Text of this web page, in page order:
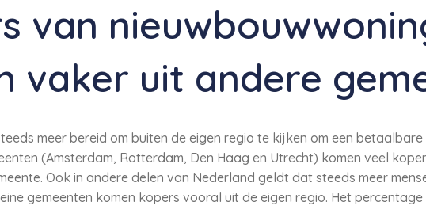
van
vaker uit andere
meer bereid om buiten de eigen regio te kijken om een
(Amsterdam, Rotterdam, Den Haag en Utrecht) komen veel
Ook in andere delen van Nederland geldt dat steeds meer
gemeenten komen kopers vooral uit de eigen regio. Het